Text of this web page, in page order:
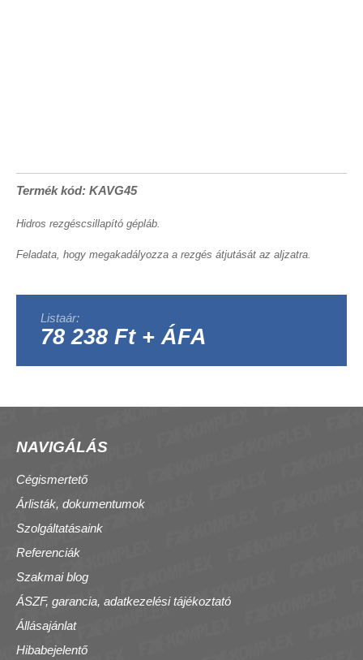
Termék kód: KAVG45
Hidros rezgéscsillapító gépláb.
Feladata, hogy megakadályozza a rezgés átjutását az aljzatra.
Listaár:
78 238 Ft + ÁFA
NAVIGÁLÁS
Cégismertető
Árlisták, dokumentumok
Szolgáltatásaink
Referenciák
Szakmai blog
ÁSZF, garancia, adatkezelési tájékoztató
Állásajánlat
Hibabejelentő